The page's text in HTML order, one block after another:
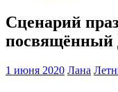
Сценарий
посвящённый
1 июня 2020 Лана